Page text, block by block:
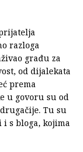
razloga
građu za
od dijalekata
prema
u govoru su od
Tu su
s bloga, kojima